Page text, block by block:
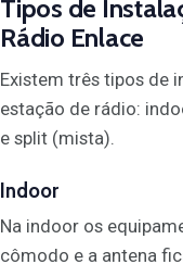
Tipos de
Rádio Enlace
Existem três tipos de
estação de rádio:
e split (mista).
Indoor
Na indoor os
cômodo e a antena